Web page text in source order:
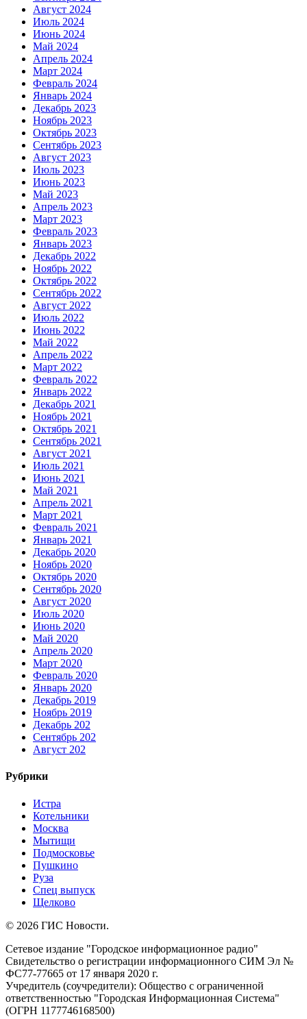
Август 2024
Июль 2024
Июнь 2024
Май 2024
Апрель 2024
Март 2024
Февраль 2024
Январь 2024
Декабрь 2023
Ноябрь 2023
Октябрь 2023
Сентябрь 2023
Август 2023
Июль 2023
Июнь 2023
Май 2023
Апрель 2023
Март 2023
Февраль 2023
Январь 2023
Декабрь 2022
Ноябрь 2022
Октябрь 2022
Сентябрь 2022
Август 2022
Июль 2022
Июнь 2022
Май 2022
Апрель 2022
Март 2022
Февраль 2022
Январь 2022
Декабрь 2021
Ноябрь 2021
Октябрь 2021
Сентябрь 2021
Август 2021
Июль 2021
Июнь 2021
Май 2021
Апрель 2021
Март 2021
Февраль 2021
Январь 2021
Декабрь 2020
Ноябрь 2020
Октябрь 2020
Сентябрь 2020
Август 2020
Июль 2020
Июнь 2020
Май 2020
Апрель 2020
Март 2020
Февраль 2020
Январь 2020
Декабрь 2019
Ноябрь 2019
Декабрь 202
Сентябрь 202
Август 202
Рубрики
Истра
Котельники
Москва
Мытищи
Подмосковье
Пушкино
Руза
Спец выпуск
Щелково
© 2026 ГИС Новости.
Сетевое издание "Городское информационное радио"
Свидетельство о регистрации информационного СИМ Эл №
ФС77-77665 от 17 января 2020 г.
Учредитель (соучредители): Общество с ограниченной
ответственностью "Городская Информационная Система"
(ОГРН 1177746168500)